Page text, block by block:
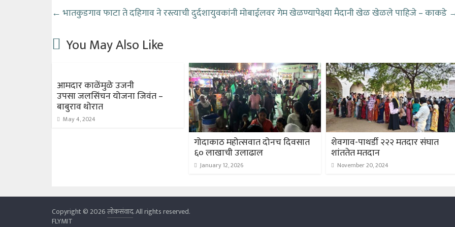
← भातकुडगाव फाटा ते दहिगाव ने रस्त्याची दुर्दशायुवकांनी मोबाईलवर गेम खेळण्यापेक्ष्या मैदानी खेळ खेळले पाहिजे – काकडे
You May Also Like
आमदार काळेंमुळे उजनी
उपसा जलसिंचन योजना जिवंत –
बाबुराव थोरात
May 4, 2024
गोदाकाठ महोत्सवात दोनच दिवसात
६० लाखाची उलाढाल
January 12, 2026
शेवगाव-पाथर्डी २२२ मतदार संघात
शांततेत मतदान
November 20, 2024
Copyright © 2026लोकसंवाद. All rights reserved.
FLYMIT